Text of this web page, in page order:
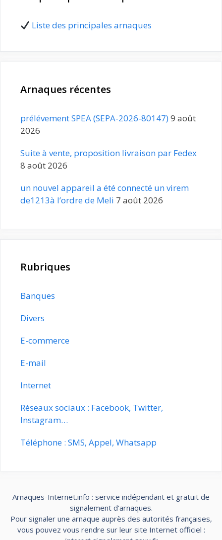
Liste des principales arnaques
Arnaques récentes
prélévement SPEA (SEPA-2026-80147)9 août
2026
Suite à vente, proposition livraison par Fedex
8 août 2026
un nouvel appareil a été connecté un virem
de1213à l’ordre de Meli 7 août 2026
Rubriques
Banques
Divers
E-commerce
E-mail
Internet
Réseaux sociaux : Facebook, Twitter,
Instagram…
Téléphone : SMS, Appel, Whatsapp
Arnaques-Internet.info : service indépendant et gratuit de
signalement d'arnaques.
Pour signaler une arnaque auprès des autorités françaises,
vous pouvez vous rendre sur leur site Internet officiel :